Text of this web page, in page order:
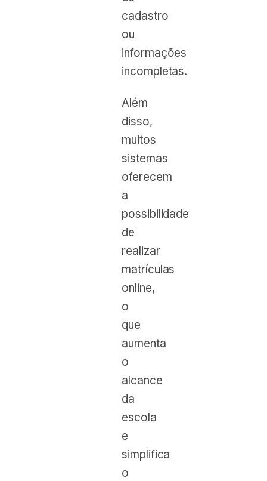
cadastro
ou
informações
incompletas.
Além
disso,
muitos
sistemas
oferecem
a
possibilidade
de
realizar
matrículas
online,
o
que
aumenta
o
alcance
da
escola
e
simplifica
o